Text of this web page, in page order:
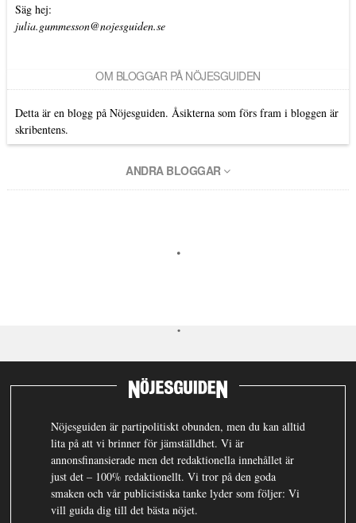
Säg hej:
julia.gummesson@nojesguiden.se
OM BLOGGAR PÅ NÖJESGUIDEN
Detta är en blogg på Nöjesguiden. Åsikterna som förs fram i bloggen är
skribentens.
ANDRA BLOGGAR
Nöjesguiden är partipolitiskt obunden, men du kan alltid
lita på att vi brinner för jämställdhet. Vi är
annonsfinansierade men det redaktionella innehållet är
just det – 100% redaktionellt. Vi tror på den goda
smaken och vår publicistiska tanke lyder som följer: Vi
vill guida dig till det bästa nöjet.